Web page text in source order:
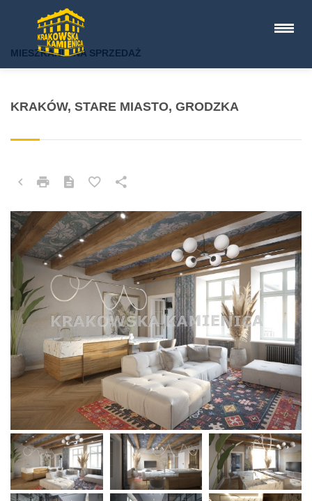
KRAKÓW, STARE MIASTO, GRODZKA
MIESZKANIE NA SPRZEDAŻ